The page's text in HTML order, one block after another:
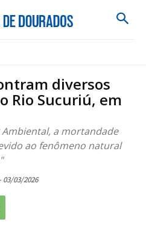
diversos
Rio Sucuriú, em
a mortandade
ao fenômeno natural
03/03/2026